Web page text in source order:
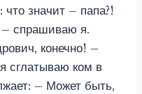
значит – папа?!
– спрашиваю я.
конечно! –
сглатываю ком в
– Может быть,